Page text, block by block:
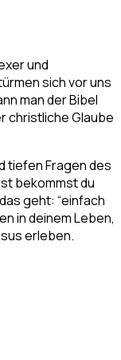
und
sich vor uns
man der Bibel
christliche Glaube
tiefen Fragen des
bekommst du
geht: “einfach
in deinem Leben,
erleben.